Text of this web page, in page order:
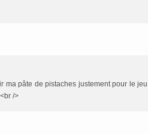
ma pâte de pistaches justement pour le jeu
/>